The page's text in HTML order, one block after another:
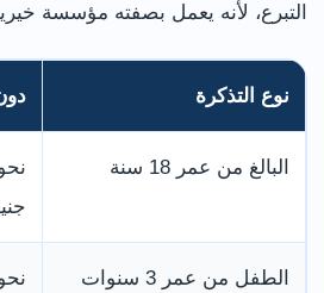
التبرع، لأنه يعمل بصفته مؤسسة
نوع التذكرة
البالغ من عمر 18 سنة
الطفل من عمر 3 سنوات